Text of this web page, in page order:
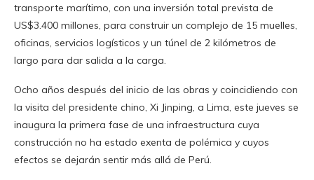
transporte marítimo, con una inversión total prevista de
US$3.400 millones, para construir un complejo de 15 muelles,
oficinas, servicios logísticos y un túnel de 2 kilómetros de
largo para dar salida a la carga.
Ocho años después del inicio de las obras y coincidiendo con
la visita del presidente chino, Xi Jinping, a Lima, este jueves se
inaugura la primera fase de una infraestructura cuya
construcción no ha estado exenta de polémica y cuyos
efectos se dejarán sentir más allá de Perú.